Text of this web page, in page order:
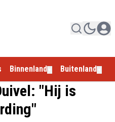
Binnenland Buitenland
"Hij is